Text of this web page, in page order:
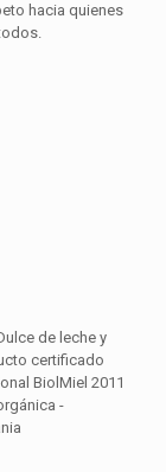
hacia quienes
de leche y
certificado
BiolMiel 2011
-